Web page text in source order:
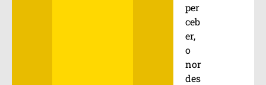
per
ceb
er,
o
nor
des